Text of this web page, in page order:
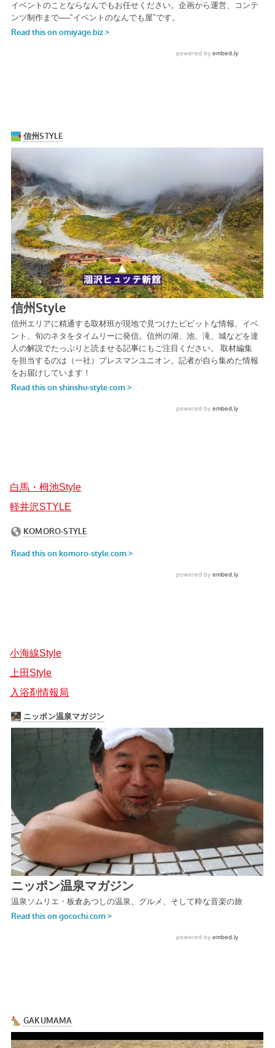
白馬・栂池Style
軽井沢STYLE
小海線Style
上田Style
入浴剤情報局